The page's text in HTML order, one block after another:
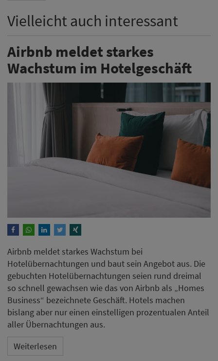
Vielleicht auch interessant
Airbnb meldet starkes
Wachstum im Hotelgeschäft
Airbnb meldet starkes Wachstum bei
Hotelübernachtungen und baut sein Angebot aus. Die
gebuchten Hotelübernachtungen seien rund dreimal
so schnell gewachsen wie das von Airbnb als „Homes
Business“ bezeichnete Geschäft. Hotels machen
bislang aber nur einen einstelligen prozentualen Anteil
aller Übernachtungen aus.
Weiterlesen